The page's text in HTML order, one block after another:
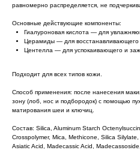
равномерно распределяется, не
Основные действующие компоненты:
Гиалуроновая кислота — для
Церамиды — для восстанавливающего
Центелла — для успокаивающего и
Подходит для всех типов кожи.
Способ применения: после нанесения
зону (лоб, нос и подбородок) с помощью
матирования шеи и ключиц.
Состав: Silica, Aluminum Starch
Crosspolymer, Mica, Methicone, Silica
Asiatic Acid, Madecassic Acid,